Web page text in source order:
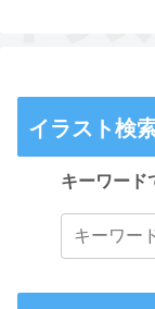
イラスト検
キーワード